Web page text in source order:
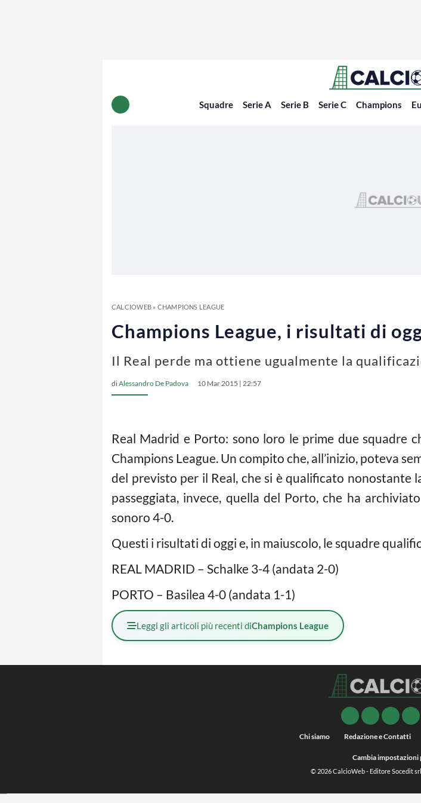
Squadre Serie A Serie B Serie C Champions
CALCIOWEB» CHAMPIONS LEAGUE
Champions League, i risultati di
Il Real perde ma ottiene ugualmente la
diAlessandro De Padova 10 Mar 2015 | 22:57
Real Madrid e Porto: sono loro le prime due squadre
Champions League. Un compito che, all’inizio, poteva
del previsto per il Real, che si è qualificato nonostante
passeggiata, invece, quella del Porto, che ha
sonoro 4-0.
Questi i risultati di oggi e, in maiuscolo, le squadre
REAL MADRID – Schalke 3-4 (andata 2-0)
PORTO – Basilea 4-0 (andata 1-1)
Leggi gli articoli più recenti diChampions League
Chi siamo Redazione e Contatti
Cambia impostazioni
© 2026CalcioWeb- Editore Socedit